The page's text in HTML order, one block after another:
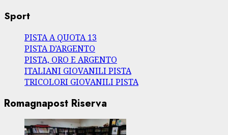
Sport
PISTA A QUOTA 13
PISTA D’ARGENTO
PISTA, ORO E ARGENTO
ITALIANI GIOVANILI PISTA
TRICOLORI GIOVANILI PISTA
Romagnapost Riserva